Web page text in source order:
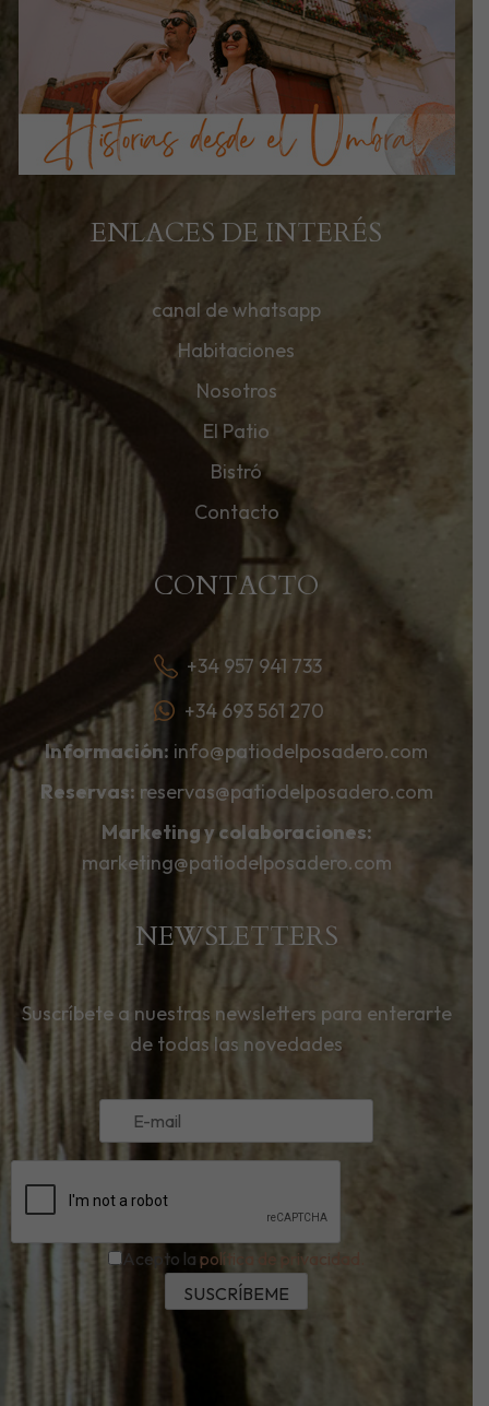
ENLACES DE INTERÉS
canal de whatsapp
Habitaciones
Nosotros
El Patio
Bistró
Contacto
CONTACTO
+34 957 941 733
+34 693 561 270
Información: info@patiodelposadero.com
Reservas: reservas@patiodelposadero.com
Marketing y colaboraciones:
marketing@patiodelposadero.com
NEWSLETTERS
Suscríbete a nuestras newsletters para enterarte
de todas las novedades
Acepto la política de privacidad.